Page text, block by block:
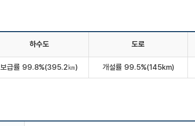
하수도 도로
보급률 99.8%(395.2㎞) 개설률 99.5%(145km)